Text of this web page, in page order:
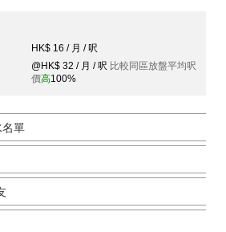
HK$ 16 / 月 / 呎
@HK$ 32 / 月 / 呎 比較同區放盤平均呎
價高100%
名單